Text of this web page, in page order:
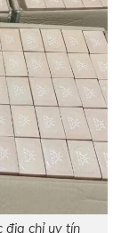
địa chỉ uy tín